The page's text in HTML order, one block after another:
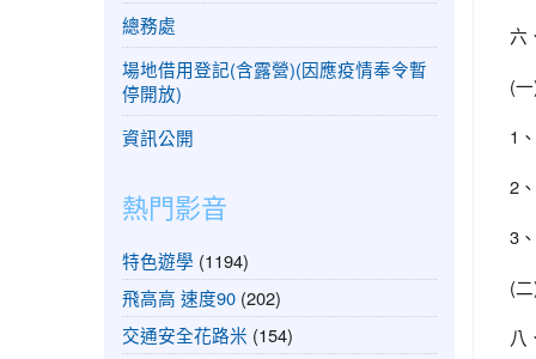
六
(
1
2
3
(
八
總務處
場地借用登記(含露營)(因應疫情奉令暫
停開放)
資訊公開
熱門影音
特色遊學 (1194)
飛高高 速度90 (202)
交通安全花路米 (154)